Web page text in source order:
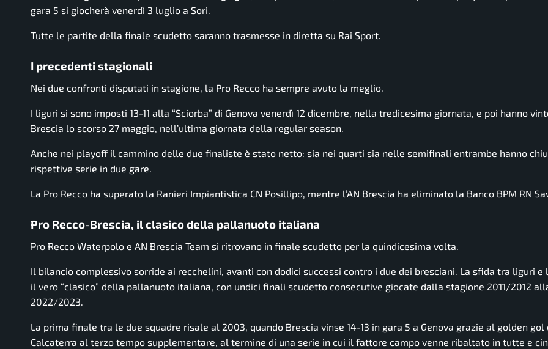
gara 5 si giocherà venerdì 3 luglio a Sori.
Tutte le partite della finale scudetto saranno trasmesse in diretta su Rai Sport.
I precedenti stagionali
Nei due confronti disputati in stagione, la Pro Recco ha sempre avuto la meglio.
I liguri si sono imposti 13-11 alla “Sciorba” di Genova venerdì 12 dicembre, nella tredicesima giornata, e poi hanno
Brescia lo scorso 27 maggio, nell’ultima giornata della regular season.
Anche nei playoff il cammino delle due finaliste è stato netto: sia nei quarti sia nelle semifinali entrambe hanno
rispettive serie in due gare.
La Pro Recco ha superato la Ranieri Impiantistica CN Posillipo, mentre l’AN Brescia ha eliminato la Banco BPM RN
Pro Recco-Brescia, il clasico della pallanuoto italiana
Pro Recco Waterpolo e AN Brescia Team si ritrovano in finale scudetto per la quindicesima volta.
Il bilancio complessivo sorride ai recchelini, avanti con dodici successi contro i due dei bresciani. La sfida tra liguri e
il vero “clasico” della pallanuoto italiana, con undici finali scudetto consecutive giocate dalla stagione 2011/2012
2022/2023.
La prima finale tra le due squadre risale al 2003, quando Brescia vinse 14-13 in gara 5 a Genova grazie al golden gol
Calcaterra al terzo tempo supplementare, al termine di una serie in cui il fattore campo venne ribaltato in tutte e